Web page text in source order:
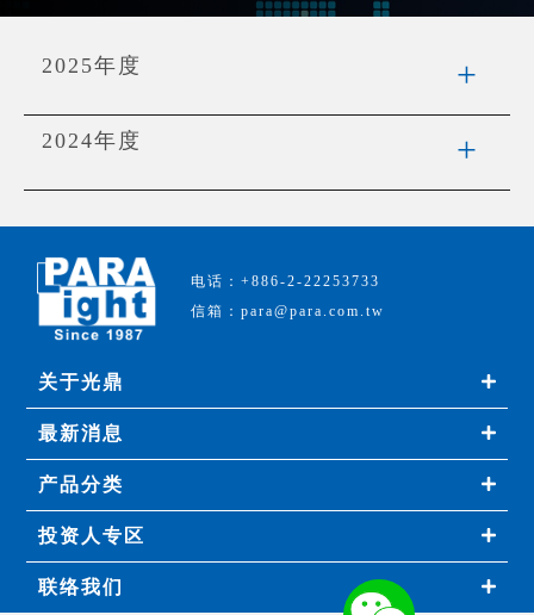
2025年度
2024年度
电话：+886-2-22253733
信箱：para@para.com.tw
关于光鼎
最新消息
产品分类
投资人专区
联络我们